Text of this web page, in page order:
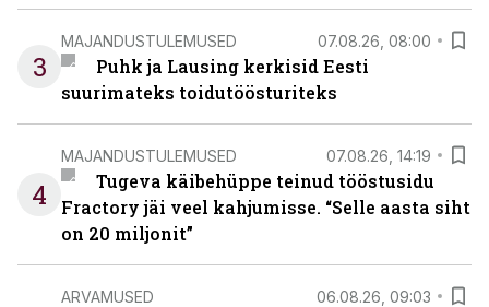
3
MAJANDUSTULEMUSED 07.08.26, 08:00
Puhk ja Lausing kerkisid Eesti
suurimateks toidutöösturiteks
4
MAJANDUSTULEMUSED 07.08.26, 14:19
Tugeva käibehüppe teinud tööstusidu
Fractory jäi veel kahjumisse. “Selle aasta siht
on 20 miljonit”
ARVAMUSED 06.08.26, 09:03